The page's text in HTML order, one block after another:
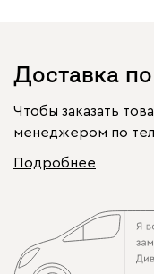
Доставка
Чтобы заказать
менеджером по
Подробнее